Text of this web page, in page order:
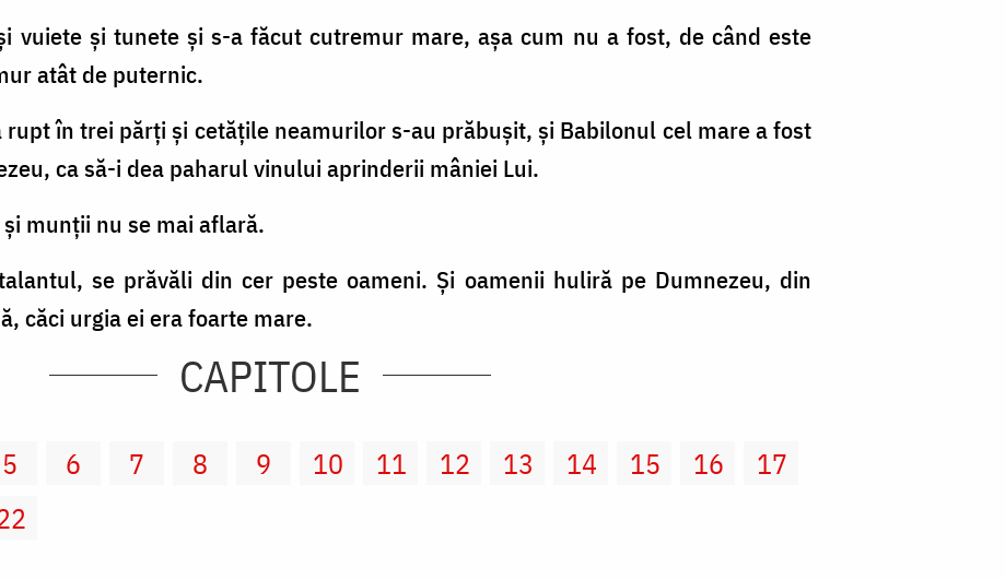
vuiete şi tunete şi s-a făcut cutremur mare, aşa cum nu a fost, de când este
atât de puternic.
rupt în trei părţi şi cetăţile neamurilor s-au prăbuşit, şi Babilonul cel mare a fost
ca să-i dea paharul vinului aprinderii mâniei Lui.
munţii nu se mai aflară.
se prăvăli din cer peste oameni. Şi oamenii huliră pe Dumnezeu, din
căci urgia ei era foarte mare.
CAPITOLE
5 6 7 8 9 10 11 12 13 14 15 16
17